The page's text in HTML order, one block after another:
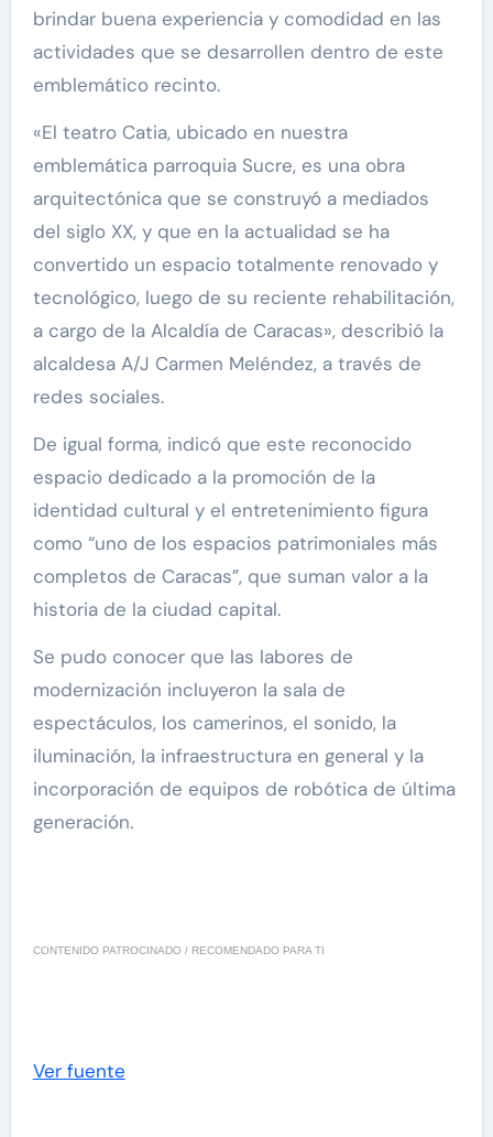
brindar buena experiencia y comodidad en las
actividades que se desarrollen dentro de este
emblemático recinto.
«El teatro Catia, ubicado en nuestra
emblemática parroquia Sucre, es una obra
arquitectónica que se construyó a mediados
del siglo XX, y que en la actualidad se ha
convertido un espacio totalmente renovado y
tecnológico, luego de su reciente rehabilitación,
a cargo de la Alcaldía de Caracas», describió la
alcaldesa A/J Carmen Meléndez, a través de
redes sociales.
De igual forma, indicó que este reconocido
espacio dedicado a la promoción de la
identidad cultural y el entretenimiento figura
como “uno de los espacios patrimoniales más
completos de Caracas”, que suman valor a la
historia de la ciudad capital.
Se pudo conocer que las labores de
modernización incluyeron la sala de
espectáculos, los camerinos, el sonido, la
iluminación, la infraestructura en general y la
incorporación de equipos de robótica de última
generación.
CONTENIDO PATROCINADO / RECOMENDADO PARA TI
Ver fuente